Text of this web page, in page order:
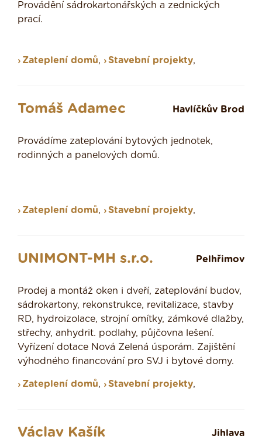
Provádění sádrokartonářských a zednických
prací.
Zateplení domů, Stavební projekty,
Tomáš Adamec Havlíčkův Brod
Provádíme zateplování bytových jednotek,
rodinných a panelových domů.
Zateplení domů, Stavební projekty,
UNIMONT-MH s.r.o. Pelhřimov
Prodej a montáž oken i dveří, zateplování budov,
sádrokartony, rekonstrukce, revitalizace, stavby
RD, hydroizolace, strojní omítky, zámkové dlažby,
střechy, anhydrit. podlahy, půjčovna lešení.
Vyřízení dotace Nová Zelená úsporám. Zajištění
výhodného financování pro SVJ i bytové domy.
Zateplení domů, Stavební projekty,
Václav Kašík Jihlava